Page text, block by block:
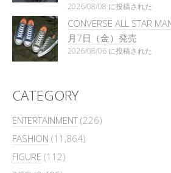
2026/08/08 に投稿された
CONVERSE ALL STAR
月7日（金）発売
2026/08/06 に投稿された
CATEGORY
ENTERTAINMENT(226)
FASHION (11,864)
FIGURE (112)